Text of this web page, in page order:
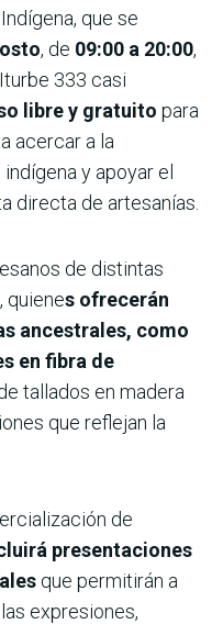
que se
, de 09:00 a 20:00,
333 casi
libre y gratuito para
acercar a la
y apoyar el
directa de artesanías.
de distintas
quienes ofrecerán
ancestrales, como
en fibra de
tallados en madera
que reflejan la
de
presentaciones
que permitirán a
expresiones,